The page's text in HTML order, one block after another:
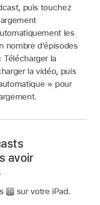
puis touchez
les
nombre d’épisodes
la
la vidéo, puis
» pour
avoir
sur votre iPad.